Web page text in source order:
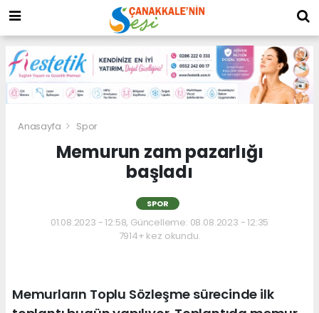
Anasayfa Spor
Memurun zam pazarlığı
başladı
SPOR
01.08.2023 - 12:58, Güncelleme: 08.08.2023 - 12:35
7914+ kez okundu.
Memurların Toplu Sözleşme sürecinde ilk